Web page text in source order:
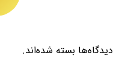
دیدگاه‌ها بسته شده‌اند.